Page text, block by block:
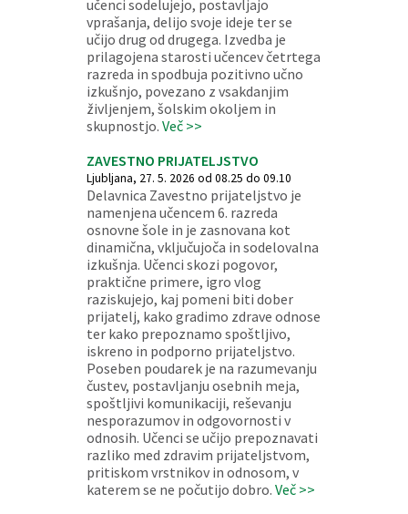
učenci sodelujejo, postavljajo
vprašanja, delijo svoje ideje ter se
učijo drug od drugega. Izvedba je
prilagojena starosti učencev četrtega
razreda in spodbuja pozitivno učno
izkušnjo, povezano z vsakdanjim
življenjem, šolskim okoljem in
skupnostjo. Več >>
ZAVESTNO PRIJATELJSTVO
Ljubljana, 27. 5. 2026 od 08.25 do 09.10
Delavnica Zavestno prijateljstvo je
namenjena učencem 6. razreda
osnovne šole in je zasnovana kot
dinamična, vključujoča in sodelovalna
izkušnja. Učenci skozi pogovor,
praktične primere, igro vlog
raziskujejo, kaj pomeni biti dober
prijatelj, kako gradimo zdrave odnose
ter kako prepoznamo spoštljivo,
iskreno in podporno prijateljstvo.
Poseben poudarek je na razumevanju
čustev, postavljanju osebnih meja,
spoštljivi komunikaciji, reševanju
nesporazumov in odgovornosti v
odnosih. Učenci se učijo prepoznavati
razliko med zdravim prijateljstvom,
pritiskom vrstnikov in odnosom, v
katerem se ne počutijo dobro. Več >>